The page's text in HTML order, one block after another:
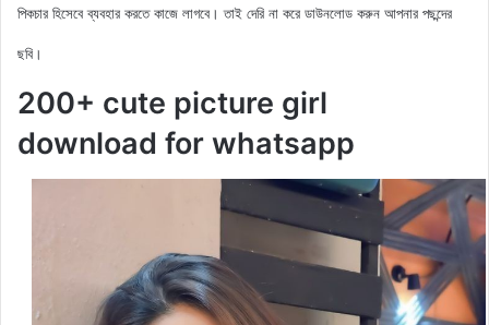
পিকচার হিসেবে ব্যবহার করতে কাজে লাগবে। তাই দেরি না করে ডাউনলোড করুন আপনার পছন্দের
ছবি।
200+ cute picture girl
download for whatsapp